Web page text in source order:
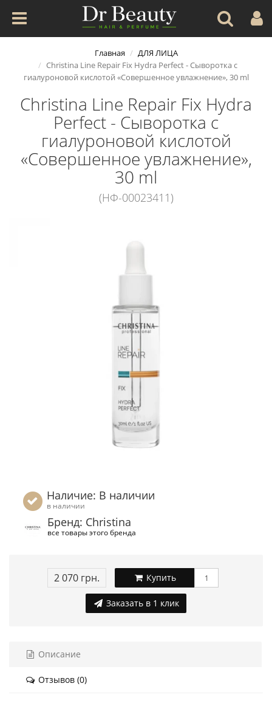
Главная
ДЛЯ ЛИЦА
Christina Line Repair Fix Hydra Perfect - Сыворотка с
гиалуроновой кислотой «Совершенное увлажнение», 30 ml
Christina Line Repair Fix Hydra
Perfect - Сыворотка с
гиалуроновой кислотой
«Совершенное увлажнение»,
30 ml
(НФ-00023411)
Наличие: В наличии
в наличии
Бренд: Christina
все товары этого бренда
2 070 грн. Купить
Заказать в 1 клик
Описание
Отзывов (0)